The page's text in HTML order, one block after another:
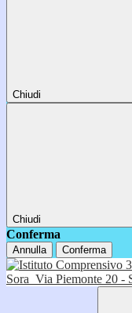
Chiudi
Chiudi
Conferma
Annulla Conferma
Sora Via Piemonte 20 -